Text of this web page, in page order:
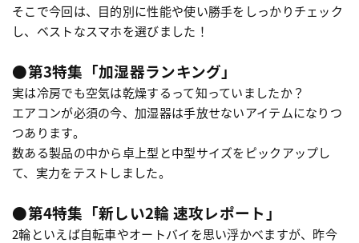
そこで今回は、目的別に性能や使い勝手をしっかりチェック
し、ベストなスマホを選びました！
●第3特集「加湿器ランキング」
実は冷房でも空気は乾燥するって知っていましたか？
エアコンが必須の今、加湿器は手放せないアイテムになりつ
つあります。
数ある製品の中から卓上型と中型サイズをピックアップし
て、実力をテストしました。
●第4特集「新しい2輪 速攻レポート」
2輪といえば自転車やオートバイを思い浮かべますが、昨今